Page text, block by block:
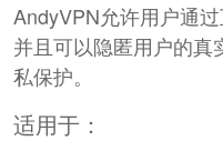
AndyVPN允许用户通
并且可以隐匿用户的真
私保护。
适用于：